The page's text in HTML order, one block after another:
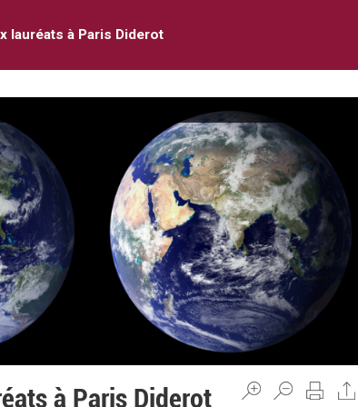
lauréats à Paris Diderot
à Paris Diderot